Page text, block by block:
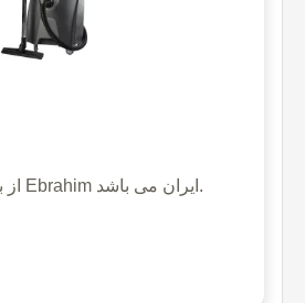
دستگاه EV3P از برند Ebrahim ایران می باشد.